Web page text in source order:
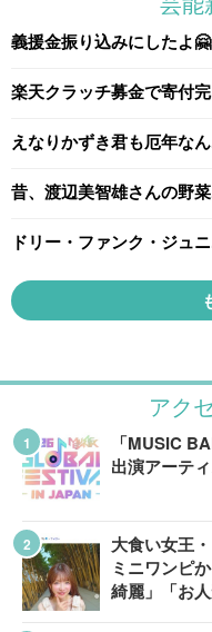
アク
「MUSIC
出演アーテ
大食い女王
ミニワンピ
綺麗」「お